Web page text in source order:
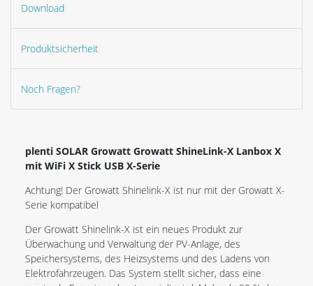
Download
Produktsicherheit
Noch Fragen?
plenti SOLAR Growatt Growatt ShineLink-X Lanbox X
mit WiFi X Stick USB X-Serie
Achtung! Der Growatt Shinelink-X ist nur mit der Growatt X-
Serie kompatibel
Der Growatt Shinelink-X ist ein neues Produkt zur
Überwachung und Verwaltung der PV-Anlage, des
Speichersystems, des Heizsystems und des Ladens von
Elektrofahrzeugen. Das System stellt sicher, dass eine